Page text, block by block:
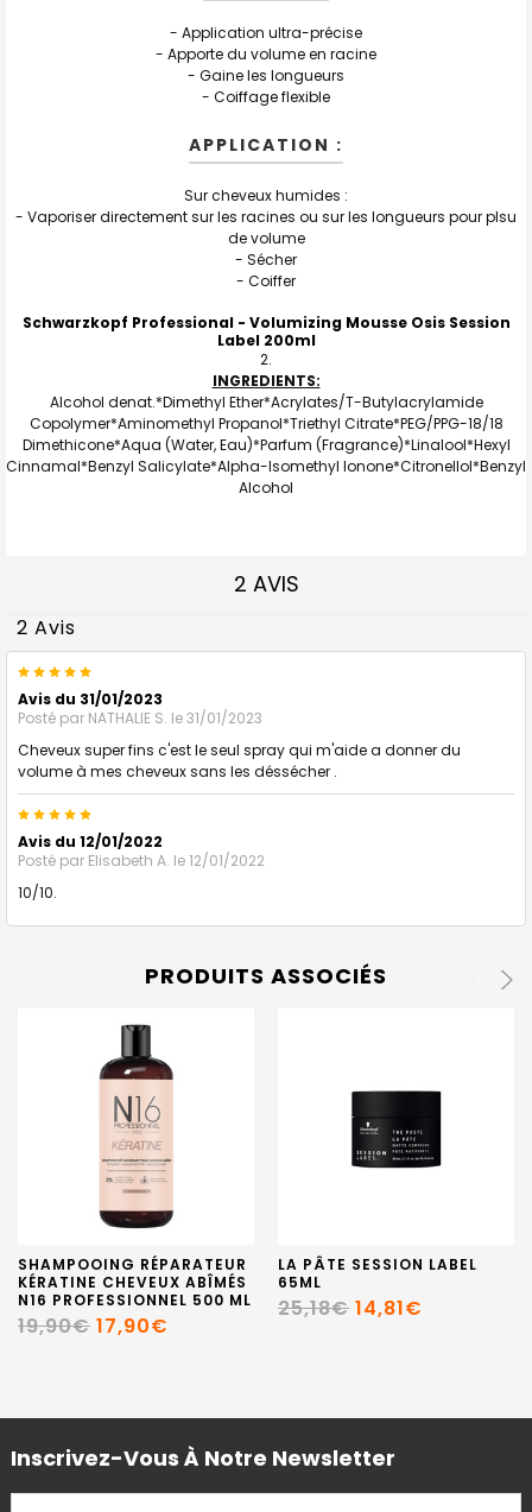
- Application ultra-précise
- Apporte du volume en racine
- Gaine les longueurs
- Coiffage flexible
APPLICATION :
Sur cheveux humides :
- Vaporiser directement sur les racines ou sur les longueurs pour plsu
de volume
- Sécher
- Coiffer
Schwarzkopf Professional - Volumizing Mousse Osis Session
Label 200ml
INGREDIENTS:
Alcohol denat.*Dimethyl Ether*Acrylates/T-Butylacrylamide
Copolymer*Aminomethyl Propanol*Triethyl Citrate*PEG/PPG-18/18
Dimethicone*Aqua (Water, Eau)*Parfum (Fragrance)*Linalool*Hexyl
Cinnamal*Benzyl Salicylate*Alpha-Isomethyl Ionone*Citronellol*Benzyl
Alcohol
2 AVIS
2 Avis
5
Avis du 31/01/2023
Posté par NATHALIE S. le 31/01/2023
Cheveux super fins c'est le seul spray qui m'aide a donner du
volume à mes cheveux sans les déssécher .
5
Avis du 12/01/2022
Posté par Elisabeth A. le 12/01/2022
10/10.
PRODUITS ASSOCIÉS
SHAMPOOING RÉPARATEUR
KÉRATINE CHEVEUX ABÎMÉS
N16 PROFESSIONNEL 500 ML
19,90€ 17,90€
LA PÂTE SESSION LABEL
65ML
25,18€ 14,81€
Inscrivez-Vous À Notre Newsletter